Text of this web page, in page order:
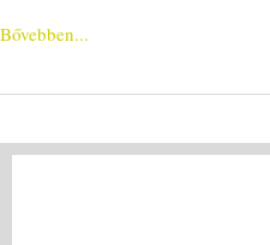
Bővebben...